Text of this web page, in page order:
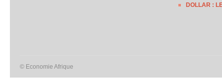
DOLLAR :
© Economie Afrique